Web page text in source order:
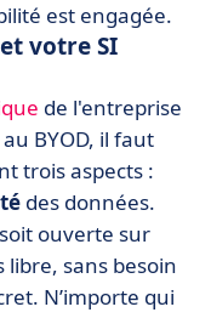
est engagée.
votre SI
de l'entreprise
BYOD, il faut
trois aspects :
des données.
ouverte sur
sans besoin
N’importe qui